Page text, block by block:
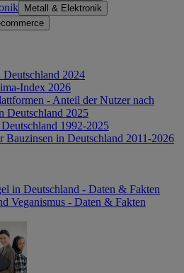
Metall & Elektronik
commerce
Deutschland 2024
Index 2026
- Anteil der Nutzer nach
Deutschland 2025
1992-2025
Bauzinsen in Deutschland 2011-2026
in Deutschland - Daten & Fakten
Veganismus - Daten & Fakten